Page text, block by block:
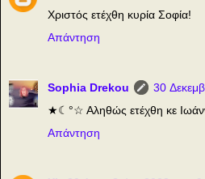
Χριστός ετέχθη κυρία Σοφία!
Απάντηση
Sophia Drekou
30
★☾°☆ Αληθώς ετέχθη κε
Απάντηση